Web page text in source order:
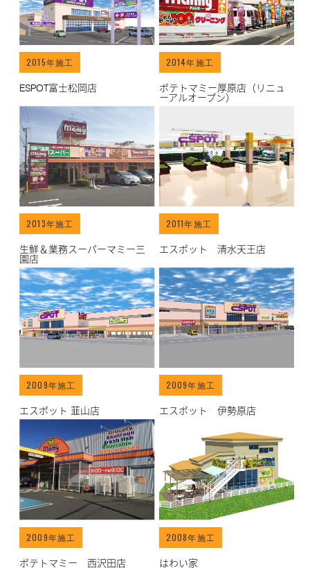
/works/archives/7">
2015年施工
ESPOT富士松岡店
/works/archives/8">
2014年施工
ポテトマミー厚原店（リニュ
ーアルオープン）
/works/archives/19">
2013年施工
生鮮＆業務スーパーマミー三
園店
/works/archives/2">
2011年施工
エスポット 清水天王店
/works/archives/9">
2009年施工
エスポット 韮山店
2009年施工
エスポット 伊勢原店
/works/archives/5">
2009年施工
ポテトマミー 西沢田店
/works/archives/18">
2008年施工
はわい家